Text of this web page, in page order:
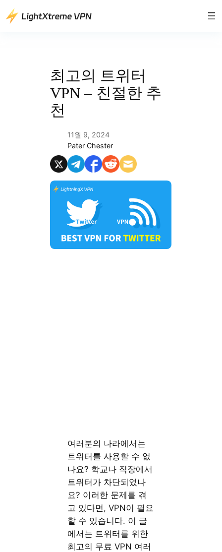
텐
최고의 트위터
VPN – 친절한 추
천
11월 9, 2024
Pater Chester
여러분의 나라에서는
트위터를 사용할 수 없
나요? 학교나 직장에서
트위터가 차단되었나
요? 이러한 문제를 겪
고 있다면, VPN이 필요
할 수 있습니다. 이 글
에서는 트위터를 위한
최고의 무료 VPN 여러